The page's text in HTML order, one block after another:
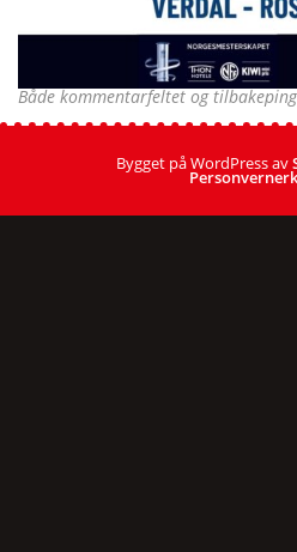
Både kommentarfeltet og
Bygget på WordPress av